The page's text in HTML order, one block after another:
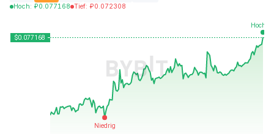
Hoch: ₽0.077168 Tief: ₽0.072308
Zuletzt aktualisiert: 2026-08-09, 06:00 GMT+0